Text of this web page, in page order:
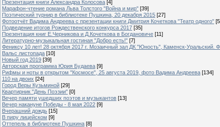
Презентация книги Александра Колосова [4]
Марафон-чтение романа Льва Толстого "Война и мир" [39]
Поэтический турнир в библиотеке Пушкина, 20 декабря 2015 [27]
Фотоотчёт Вадима Андреева с презентации книги Дмитрия Кочеткова "Театр одного"
Подведение итогов Рождественского конкурса 2017 [35]
Презентация книг Е.Черникова и Д.Кочеткова в Богдановиче [11]
Литературно-музыкальная гостиная "Добро есть!" [7]
Фениксу 10 лет! 28 октября 2017 г. Мозаичный зал ДК "Юность", Каменск-Уральский.
Вальс листопада [10]
Новый год 2019 [39]
Авторская программа Юрия Будаева [9]
Рифмы и ноты в открытом "Космосе", 25 августа 2019, фото Вадима Андреева [134]
110 на двоих [24]
Город Веры Кузьминой [29]
Квартирник "День Поэзии" [0]
Вечер памяти ушедших поэтов и музыкантов [13]
Вечер накануне Победы - 8 мая 2022 [9]
Вчерашний дождь [15]
В пиру лицейском [9]
Оттепель в библиотеке Пушкина [8]